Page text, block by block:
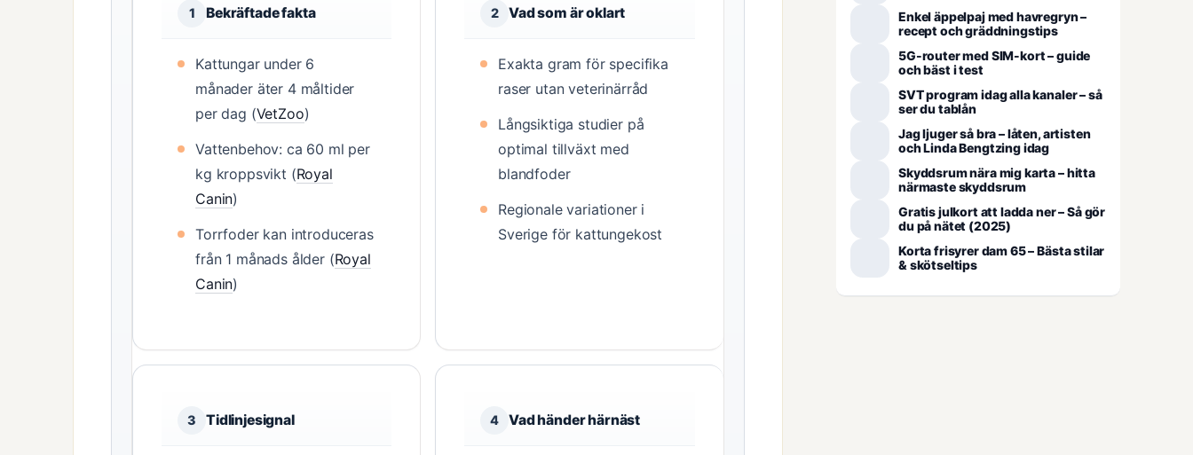
1 Bekräftade fakta
Kattungar under 6
månader äter 4 måltider
per dag (VetZoo)
Vattenbehov: ca 60 ml per
kg kroppsvikt (Royal
Canin)
Torrfoder kan introduceras
från 1 månads ålder (Royal
Canin)
2 Vad som är oklart
Exakta gram för specifika
raser utan veterinärråd
Långsiktiga studier på
optimal tillväxt med
blandfoder
Regionale variationer i
Sverige för kattungekost
3 Tidlinjesignal 4 Vad händer härnäst
Enkel äppelpaj med havregryn –
recept och gräddningstips
5G-router med SIM-kort – guide
och bäst i test
SVT program idag alla kanaler – så
ser du tablån
Jag ljuger så bra – låten, artisten
och Linda Bengtzing idag
Skyddsrum nära mig karta – hitta
närmaste skyddsrum
Gratis julkort att ladda ner – Så gör
du på nätet (2025)
Korta frisyrer dam 65 – Bästa stilar
& skötseltips